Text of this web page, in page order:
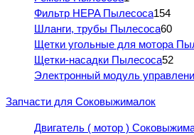
Фильтр HEPA Пылесоса154
Шланги, трубы Пылесоса60
Щетки угольные для мотора
Щетки-насадки Пылесоса52
Электронный модуль
Запчасти для Соковыжималок
Двигатель ( мотор )